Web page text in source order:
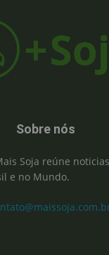
Sobre nós
Soja reúne
e no Mundo.